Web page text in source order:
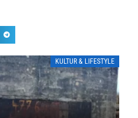
KULTUR & LIFESTYLE